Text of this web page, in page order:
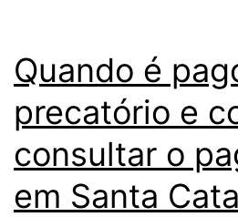
Quando é
precatório e
consultar o
em Santa